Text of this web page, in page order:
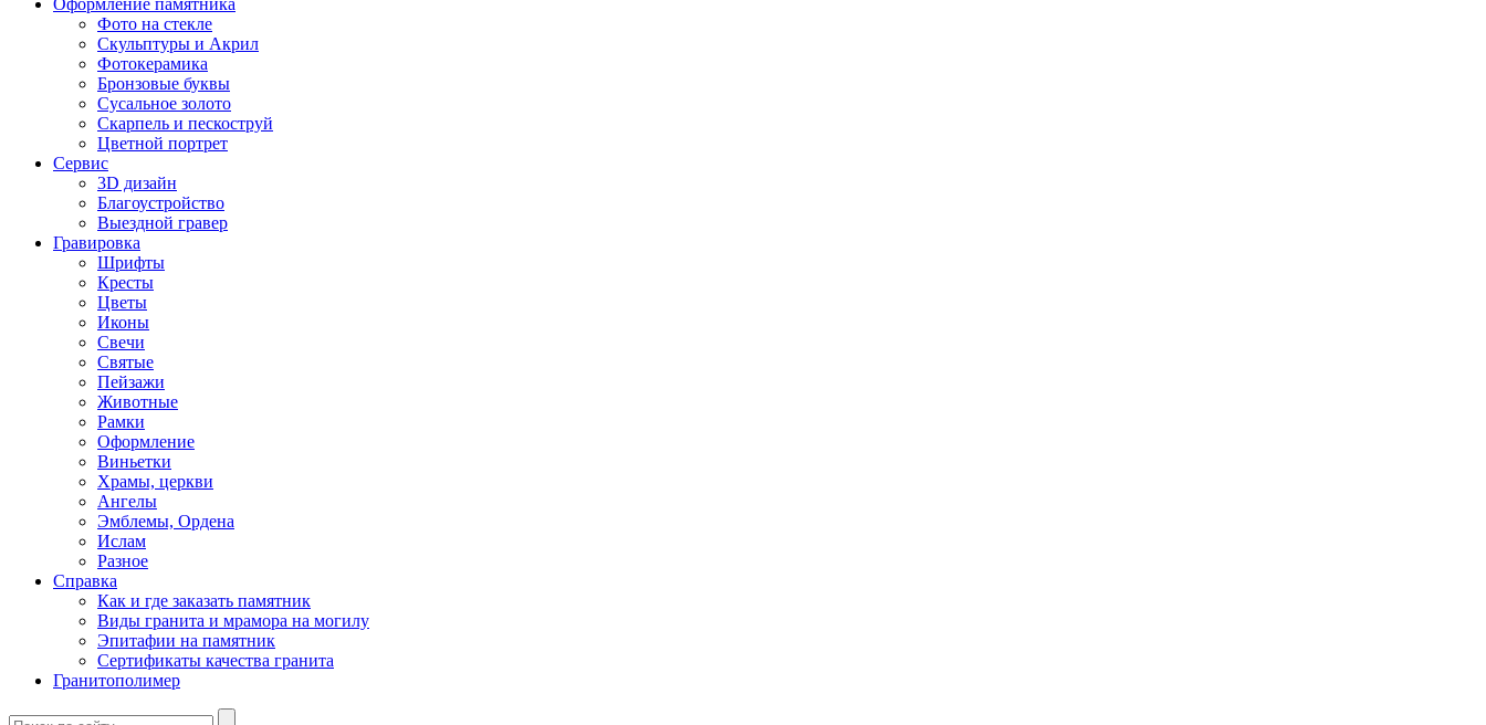
Оформление памятника
Фото на стекле
Скульптуры и Акрил
Фотокерамика
Бронзовые буквы
Сусальное золото
Скарпель и пескоструй
Цветной портрет
Сервис
3D дизайн
Благоустройство
Выездной гравер
Гравировка
Шрифты
Кресты
Цветы
Иконы
Свечи
Святые
Пейзажи
Животные
Рамки
Оформление
Виньетки
Храмы, церкви
Ангелы
Эмблемы, Ордена
Ислам
Разное
Справка
Как и где заказать памятник
Виды гранита и мрамора на могилу
Эпитафии на памятник
Сертификаты качества гранита
Гранитополимер